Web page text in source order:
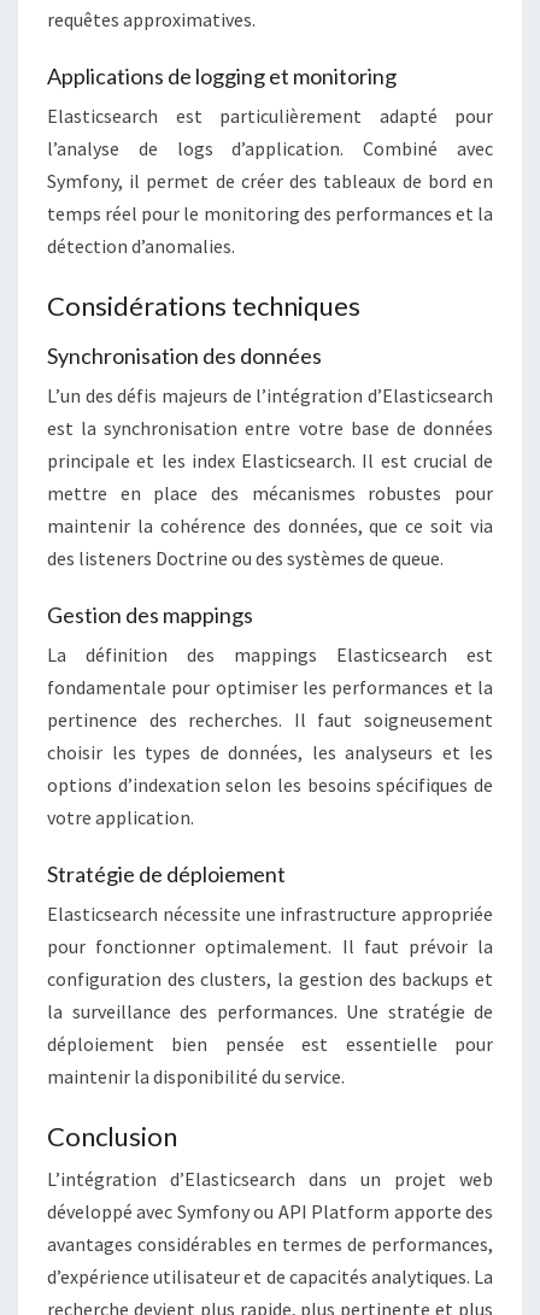
requêtes approximatives.
Applications de logging et monitoring
Elasticsearch est particulièrement adapté pour
l’analyse de logs d’application. Combiné avec
Symfony, il permet de créer des tableaux de bord en
temps réel pour le monitoring des performances et la
détection d’anomalies.
Considérations techniques
Synchronisation des données
L’un des défis majeurs de l’intégration d’Elasticsearch
est la synchronisation entre votre base de données
principale et les index Elasticsearch. Il est crucial de
mettre en place des mécanismes robustes pour
maintenir la cohérence des données, que ce soit via
des listeners Doctrine ou des systèmes de queue.
Gestion des mappings
La définition des mappings Elasticsearch est
fondamentale pour optimiser les performances et la
pertinence des recherches. Il faut soigneusement
choisir les types de données, les analyseurs et les
options d’indexation selon les besoins spécifiques de
votre application.
Stratégie de déploiement
Elasticsearch nécessite une infrastructure appropriée
pour fonctionner optimalement. Il faut prévoir la
configuration des clusters, la gestion des backups et
la surveillance des performances. Une stratégie de
déploiement bien pensée est essentielle pour
maintenir la disponibilité du service.
Conclusion
L’intégration d’Elasticsearch dans un projet web
développé avec Symfony ou API Platform apporte des
avantages considérables en termes de performances,
d’expérience utilisateur et de capacités analytiques. La
recherche devient plus rapide, plus pertinente et plus